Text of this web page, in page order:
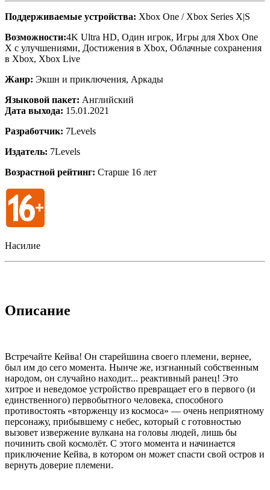
Поддерживаемые устройства: Xbox One / Xbox Series X|S
Возможности:4K Ultra HD, Один игрок, Игры для Xbox One
X с улучшениями, Достижения в Xbox, Облачные сохранения
в Xbox, Xbox Live
Жанр: Экшн и приключения, Аркады
Языковой пакет: Английский
Дата выхода: 15.01.2021
Разработчик: 7Levels
Издатель: 7Levels
Возрастной рейтинг: Старше 16 лет
Насилие
Описание
Встречайте Кейва! Он старейшина своего племени, вернее,
был им до сего момента. Нынче же, изгнанный собственным
народом, он случайно находит... реактивный ранец! Это
хитрое и неведомое устройство превращает его в первого (и
единственного) первобытного человека, способного
противостоять «вторженцу из космоса» — очень неприятному
персонажу, прибывшему с небес, который с готовностью
вызовет извержение вулкана на головы людей, лишь бы
починить свой космолёт. С этого момента и начинается
приключение Кейва, в котором он может спасти свой остров и
вернуть доверие племени.